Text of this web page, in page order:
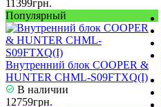
11399грн.
Популярный
Внутренний блок COOPER &
HUNTER CHML-S09FTXQ(I)
В наличии
12759грн.